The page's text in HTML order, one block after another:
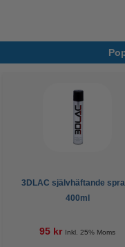
3DLAC självhäftande
400ml
95 kr Inkl. 25% Moms